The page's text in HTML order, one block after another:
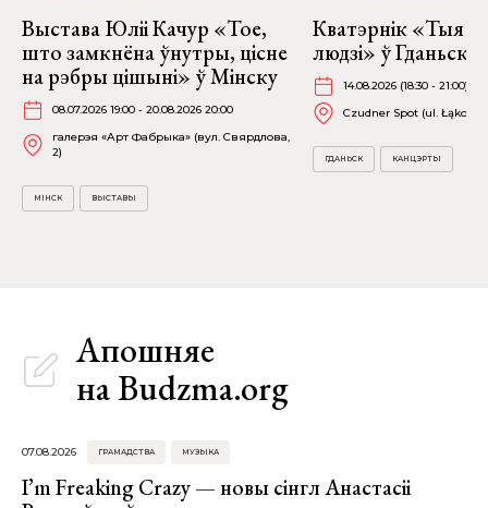
Выстава Юліі Качур «Тое,
што замкнёна ўнутры, цісне
на рэбры цішыні» ў Мінску
08.07.2026 19:00 - 20.08.2026 20:00
галерэя «Арт Фабрыка» (вул. Свярдлова,
2)
МІНСК ВЫСТАВЫ
Кватэрнік «Тыя
людзі» ў Гданьску
14.08.2026 (18:30 - 21:00)
Czudner Spot (ul. Łąkowa
ГДАНЬСК КАНЦЭРТЫ
Апошняе
на Budzma.org
07.08.2026 ГРАМАДСТВА МУЗЫКА
I’m Freaking Crazy — новы сінгл Анастасіі